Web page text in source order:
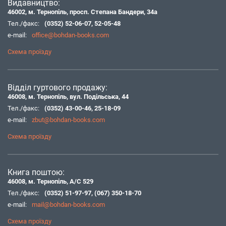
Видавництво:
46002, м. Тернопіль, просп. Степана Бандери, 34а
Тел./факс:
(0352) 52-06-07, 52-05-48
e-mail:
office@bohdan-books.com
Схема проїзду
Відділ гуртового продажу:
46008, м. Тернопіль, вул. Подільська, 44
Тел./факс:
(0352) 43-00-46, 25-18-09
e-mail:
zbut@bohdan-books.com
Схема проїзду
Книга поштою:
46008, м. Тернопіль, А/С 529
Тел./факс:
(0352) 51-97-97, (067) 350-18-70
e-mail:
mail@bohdan-books.com
Схема проїзду